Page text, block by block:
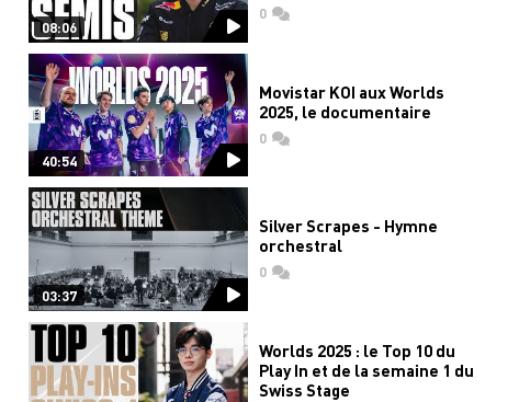
08:06
0commentaires
40:54
Movistar KOI aux Worlds
2025, le documentaire
0commentaires
03:37
Silver Scrapes - Hymne
orchestral
0commentaires
Worlds 2025 : le Top 10 du
Play In et de la semaine 1 du
Swiss Stage